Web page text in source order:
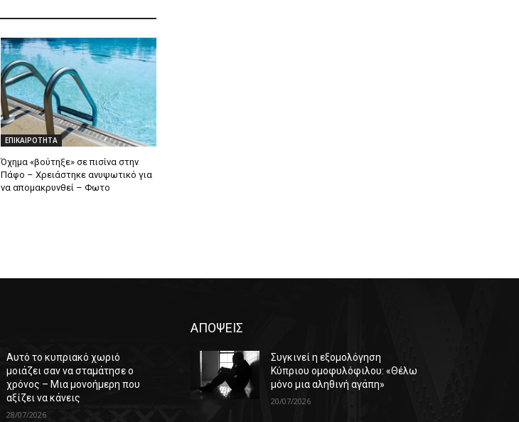
ΕΠΙΚΑΙΡΟΤΗΤΑ
Όχημα «βούτηξε» σε πισίνα στην
Πάφο – Χρειάστηκε ανυψωτικό για
να απομακρυνθεί – Φωτο
Αυτό το κυπριακό χωριό
μοιάζει σαν να σταμάτησε ο
χρόνος – Μια μονοήμερη που
αξίζει να κάνεις
28/07/2026
ΑΠΟΨΕΙΣ
Συγκινεί η εξομολόγηση
Κύπριου ομοφυλόφιλου: «Θέλω
μόνο μια αληθινή αγάπη»
20/07/2026